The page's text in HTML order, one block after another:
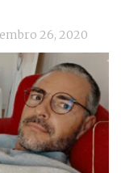
26, 2020